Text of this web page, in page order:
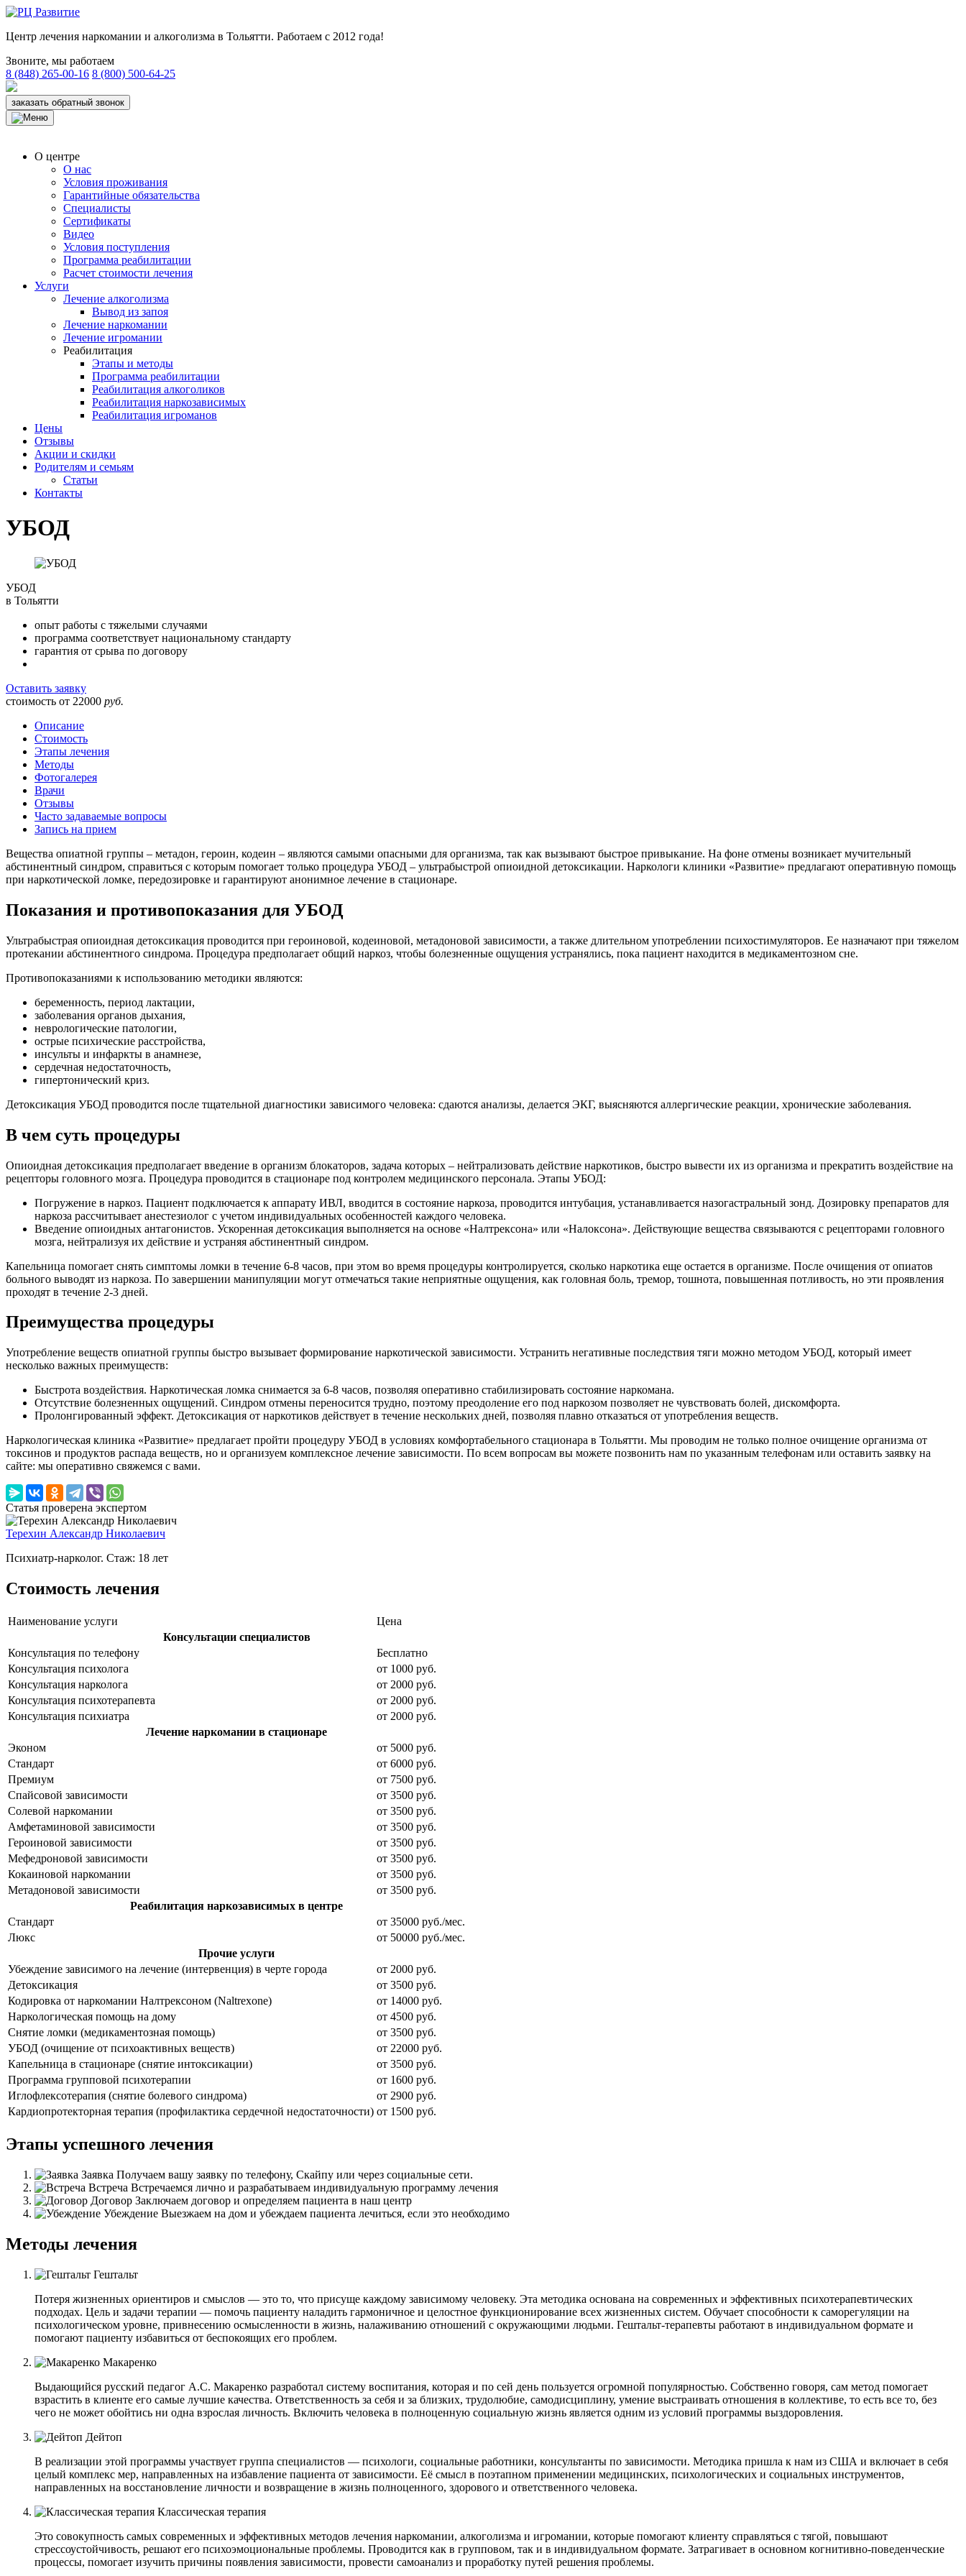
Центр лечения наркомании и алкоголизма в Тольятти. Работаем с 2012 года!
Звоните, мы работаем
8 (848) 265-00-16 8 (800) 500-64-25
заказать обратный звонок
О центре
О нас
Условия проживания
Гарантийные обязательства
Специалисты
Сертификаты
Видео
Условия поступления
Программа реабилитации
Расчет стоимости лечения
Услуги
Лечение алкоголизма
Вывод из запоя
Лечение наркомании
Лечение игромании
Реабилитация
Этапы и методы
Программа реабилитации
Реабилитация алкоголиков
Реабилитация наркозависимых
Реабилитация игроманов
Цены
Отзывы
Акции и скидки
Родителям и семьям
Статьи
Контакты
УБОД
УБОД
в Тольятти
опыт работы с тяжелыми случаями
программа соответствует национальному стандарту
гарантия от срыва по договору
Оставить заявку
стоимость от 22000 руб.
Описание
Стоимость
Этапы лечения
Методы
Фотогалерея
Врачи
Отзывы
Часто задаваемые вопросы
Запись на прием
Вещества опиатной группы – метадон, героин, кодеин – являются самыми опасными для организма, так как вызывают быстрое привыкание. На фоне отмены возникает мучительный
абстинентный синдром, справиться с которым помогает только процедура УБОД – ультрабыстрой опиоидной детоксикации. Наркологи клиники «Развитие» предлагают оперативную помощь
при наркотической ломке, передозировке и гарантируют анонимное лечение в стационаре.
Показания и противопоказания для УБОД
Ультрабыстрая опиоидная детоксикация проводится при героиновой, кодеиновой, метадоновой зависимости, а также длительном употреблении психостимуляторов. Ее назначают при тяжелом
протекании абстинентного синдрома. Процедура предполагает общий наркоз, чтобы болезненные ощущения устранялись, пока пациент находится в медикаментозном сне.
Противопоказаниями к использованию методики являются:
беременность, период лактации,
заболевания органов дыхания,
неврологические патологии,
острые психические расстройства,
инсульты и инфаркты в анамнезе,
сердечная недостаточность,
гипертонический криз.
Детоксикация УБОД проводится после тщательной диагностики зависимого человека: сдаются анализы, делается ЭКГ, выясняются аллергические реакции, хронические заболевания.
В чем суть процедуры
Опиоидная детоксикация предполагает введение в организм блокаторов, задача которых – нейтрализовать действие наркотиков, быстро вывести их из организма и прекратить воздействие на
рецепторы головного мозга. Процедура проводится в стационаре под контролем медицинского персонала. Этапы УБОД:
Погружение в наркоз. Пациент подключается к аппарату ИВЛ, вводится в состояние наркоза, проводится интубация, устанавливается назогастральный зонд. Дозировку препаратов для
наркоза рассчитывает анестезиолог с учетом индивидуальных особенностей каждого человека.
Введение опиоидных антагонистов. Ускоренная детоксикация выполняется на основе «Налтрексона» или «Налоксона». Действующие вещества связываются с рецепторами головного
мозга, нейтрализуя их действие и устраняя абстинентный синдром.
Капельница помогает снять симптомы ломки в течение 6-8 часов, при этом во время процедуры контролируется, сколько наркотика еще остается в организме. После очищения от опиатов
больного выводят из наркоза. По завершении манипуляции могут отмечаться такие неприятные ощущения, как головная боль, тремор, тошнота, повышенная потливость, но эти проявления
проходят в течение 2-3 дней.
Преимущества процедуры
Употребление веществ опиатной группы быстро вызывает формирование наркотической зависимости. Устранить негативные последствия тяги можно методом УБОД, который имеет
несколько важных преимуществ:
Быстрота воздействия. Наркотическая ломка снимается за 6-8 часов, позволяя оперативно стабилизировать состояние наркомана.
Отсутствие болезненных ощущений. Синдром отмены переносится трудно, поэтому преодоление его под наркозом позволяет не чувствовать болей, дискомфорта.
Пролонгированный эффект. Детоксикация от наркотиков действует в течение нескольких дней, позволяя плавно отказаться от употребления веществ.
Наркологическая клиника «Развитие» предлагает пройти процедуру УБОД в условиях комфортабельного стационара в Тольятти. Мы проводим не только полное очищение организма от
токсинов и продуктов распада веществ, но и организуем комплексное лечение зависимости. По всем вопросам вы можете позвонить нам по указанным телефонам или оставить заявку на
сайте: мы оперативно свяжемся с вами.
Статья проверена экспертом
Терехин Александр Николаевич
Психиатр-нарколог. Стаж: 18 лет
Стоимость лечения
Наименование услуги
Цена
Консультации специалистов
Консультация по телефону
Бесплатно
Консультация психолога
от 1000 руб.
Консультация нарколога
от 2000 руб.
Консультация психотерапевта
от 2000 руб.
Консультация психиатра
от 2000 руб.
Лечение наркомании в стационаре
Эконом
от 5000 руб.
Стандарт
от 6000 руб.
Премиум
от 7500 руб.
Спайсовой зависимости
от 3500 руб.
Солевой наркомании
от 3500 руб.
Амфетаминовой зависимости
от 3500 руб.
Героиновой зависимости
от 3500 руб.
Мефедроновой зависимости
от 3500 руб.
Кокаиновой наркомании
от 3500 руб.
Метадоновой зависимости
от 3500 руб.
Реабилитация наркозависимых в центре
Стандарт
от 35000 руб./мес.
Люкс
от 50000 руб./мес.
Прочие услуги
Убеждение зависимого на лечение (интервенция) в черте города
от 2000 руб.
Детоксикация
от 3500 руб.
Кодировка от наркомании Налтрексоном (Naltrexone)
от 14000 руб.
Наркологическая помощь на дому
от 4500 руб.
Снятие ломки (медикаментозная помощь)
от 3500 руб.
УБОД (очищение от психоактивных веществ)
от 22000 руб.
Капельница в стационаре (снятие интоксикации)
от 3500 руб.
Программа групповой психотерапии
от 1600 руб.
Иглофлексотерапия (снятие болевого синдрома)
от 2900 руб.
Кардиопротекторная терапия (профилактика сердечной недостаточности) от 1500 руб.
Этапы успешного лечения
Заявка Получаем вашу заявку по телефону, Скайпу или через социальные сети.
Встреча Встречаемся лично и разрабатываем индивидуальную программу лечения
Договор Заключаем договор и определяем пациента в наш центр
Убеждение Выезжаем на дом и убеждаем пациента лечиться, если это необходимо
Методы лечения
Гештальт
Потеря жизненных ориентиров и смыслов — это то, что присуще каждому зависимому человеку. Эта методика основана на современных и эффективных психотерапевтических
подходах. Цель и задачи терапии — помочь пациенту наладить гармоничное и целостное функционирование всех жизненных систем. Обучает способности к саморегуляции на
психологическом уровне, привнесению осмысленности в жизнь, налаживанию отношений с окружающими людьми. Гештальт-терапевты работают в индивидуальном формате и
помогают пациенту избавиться от беспокоящих его проблем.
Макаренко
Выдающийся русский педагог А.С. Макаренко разработал систему воспитания, которая и по сей день пользуется огромной популярностью. Собственно говоря, сам метод помогает
взрастить в клиенте его самые лучшие качества. Ответственность за себя и за близких, трудолюбие, самодисциплину, умение выстраивать отношения в коллективе, то есть все то, без
чего не может обойтись ни одна взрослая личность. Включить человека в полноценную социальную жизнь является одним из условий программы выздоровления.
Дейтоп
В реализации этой программы участвует группа специалистов — психологи, социальные работники, консультанты по зависимости. Методика пришла к нам из США и включает в себя
целый комплекс мер, направленных на избавление пациента от зависимости. Её смысл в поэтапном применении медицинских, психологических и социальных инструментов,
направленных на восстановление личности и возвращение в жизнь полноценного, здорового и ответственного человека.
Классическая терапия
Это совокупность самых современных и эффективных методов лечения наркомании, алкоголизма и игромании, которые помогают клиенту справляться с тягой, повышают
стрессоустойчивость, решают его психоэмоциональные проблемы. Проводится как в групповом, так и в индивидуальном формате. Затрагивает в основном когнитивно-поведенческие
процессы, помогает изучить причины появления зависимости, провести самоанализ и проработку путей решения проблемы.